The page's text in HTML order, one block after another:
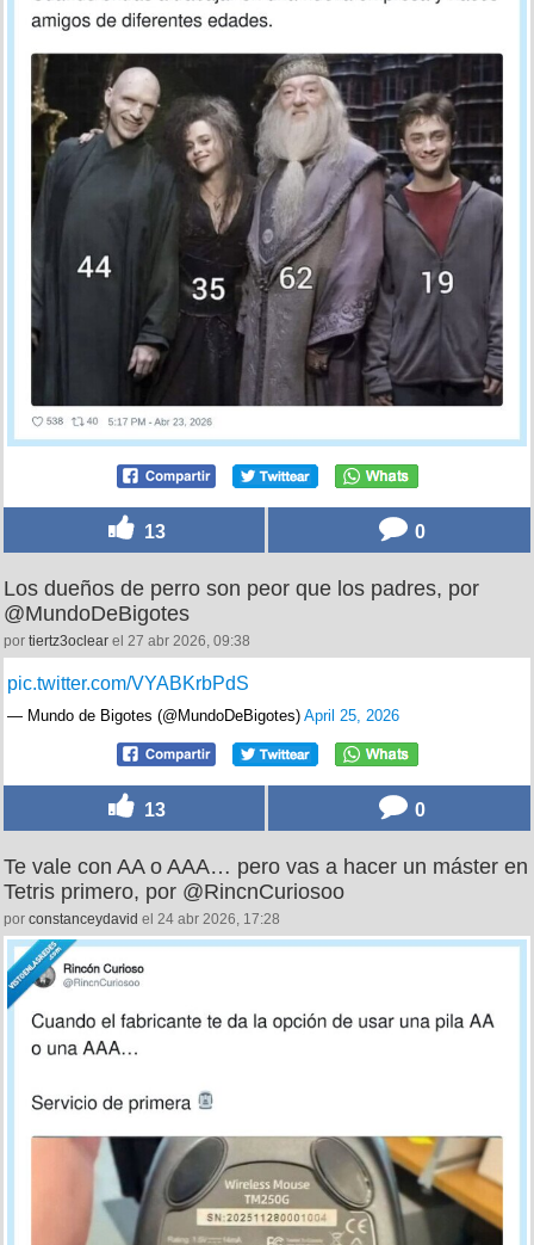
13 0
Los dueños de perro son peor que los padres, por
@MundoDeBigotes
por tiertz3oclear el 27 abr 2026, 09:38
pic.twitter.com/VYABKrbPdS
— Mundo de Bigotes (@MundoDeBigotes) April 25, 2026
13 0
Te vale con AA o AAA… pero vas a hacer un máster en
Tetris primero, por @RincnCuriosoo
por constanceydavid el 24 abr 2026, 17:28